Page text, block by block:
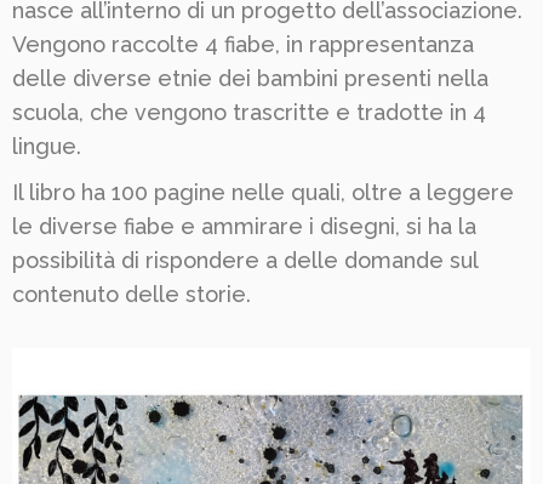
nasce all’interno di un progetto dell’associazione.
Vengono raccolte 4 fiabe, in rappresentanza
delle diverse etnie dei bambini presenti nella
scuola, che vengono trascritte e tradotte in 4
lingue.
Il libro ha 100 pagine nelle quali, oltre a leggere
le diverse fiabe e ammirare i disegni, si ha la
possibilità di rispondere a delle domande sul
contenuto delle storie.